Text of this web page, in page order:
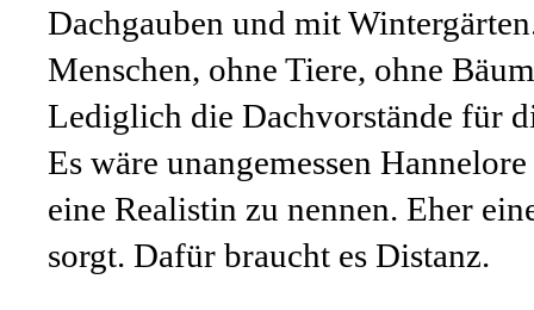
Dachgauben und mit
Menschen, ohne Tiere, ohne
Lediglich die Dachvorstände für
Es wäre unangemessen Hannelore
eine Realistin zu nennen. Eher
sorgt. Dafür braucht es Distanz.